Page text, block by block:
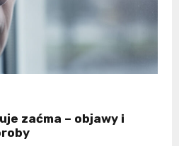
zaćma – objawy i